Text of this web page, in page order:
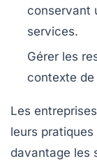
conservant
services.
Gérer les
contexte
Les
leurs
davantage les